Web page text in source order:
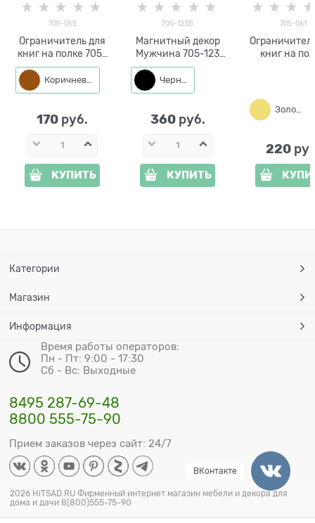
705-055
Ограничитель для
книг на полке 705-
055
Коричневый
170 руб.
КУПИТЬ
705-123B
Магнитный декор
Мужчина 705-123
металл
Черный
360 руб.
КУПИТЬ
705-061
книг на
Золото
220
Категории
Магазин
Информация
Время работы операторов:
Пн - Пт: 9:00 - 17:30
Сб - Вс: Выходные
8495 287-69-48
8800 555-75-90
Прием заказов через сайт: 24/7
2026 HiTSAD.RU Фирменный интернет магазин мебели и декора для
дома и дачи 8(800)555-75-90
ВКонтакте